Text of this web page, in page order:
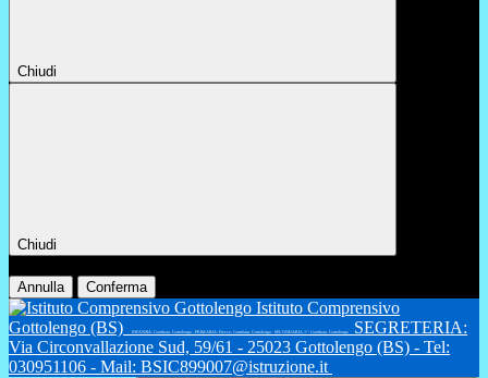
Chiudi
Chiudi
Annulla Conferma
Istituto Comprensivo
Gottolengo (BS)
INFANZIA: Gambara, Gottolengo - PRIMARIA: Fiesse, Gambara, Gottolengo - SECONDARIA 1°: Gambara, Gottolengo
SEGRETERIA:
Via Circonvallazione Sud, 59/61 - 25023 Gottolengo (BS) - Tel:
030951106 - Mail: BSIC899007@istruzione.it